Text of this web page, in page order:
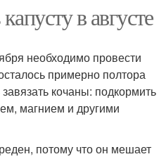
в августе
необходимо провести
примерно полтора
кочаны: подкормить
магнием и другими
потому что он мешает